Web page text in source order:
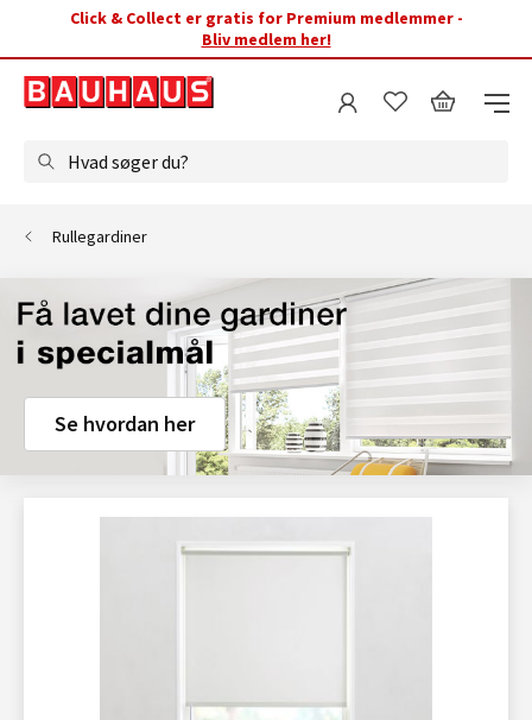
Click & Collect er gratis for Premium medlemmer -
Bliv medlem her!
Hvad søger du?
Rullegardiner
Se hvordan her